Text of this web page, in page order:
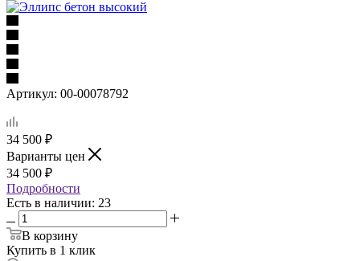
Артикул: 00-00078792
34 500 ₽
Варианты цен
34 500 ₽
Подробности
Есть в наличии: 23
В корзину
Купить в 1 клик